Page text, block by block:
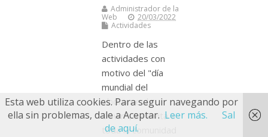
Administrador de la
Web
20/03/2022
Actividades
Dentro de las
actividades con
motivo del "día
mundial del
síndrome de
Down", se invita a
toda la comunidad
Esta web utiliza cookies. Para seguir navegando por
ella sin problemas, dale a Aceptar. Leer más.
Sal
de aquí.